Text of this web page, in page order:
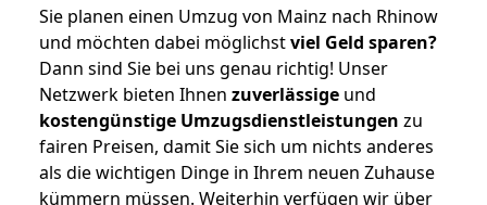
Sie planen einen Umzug von Mainz nach Rhinow
und möchten dabei möglichstviel Geld sparen?
Dann sind Sie bei uns genau richtig! Unser
Netzwerk bieten Ihnen zuverlässige und
kostengünstige Umzugsdienstleistungen zu
fairen Preisen, damit Sie sich um nichts anderes
als die wichtigen Dinge in Ihrem neuen Zuhause
kümmern müssen. Weiterhin verfügen wir über